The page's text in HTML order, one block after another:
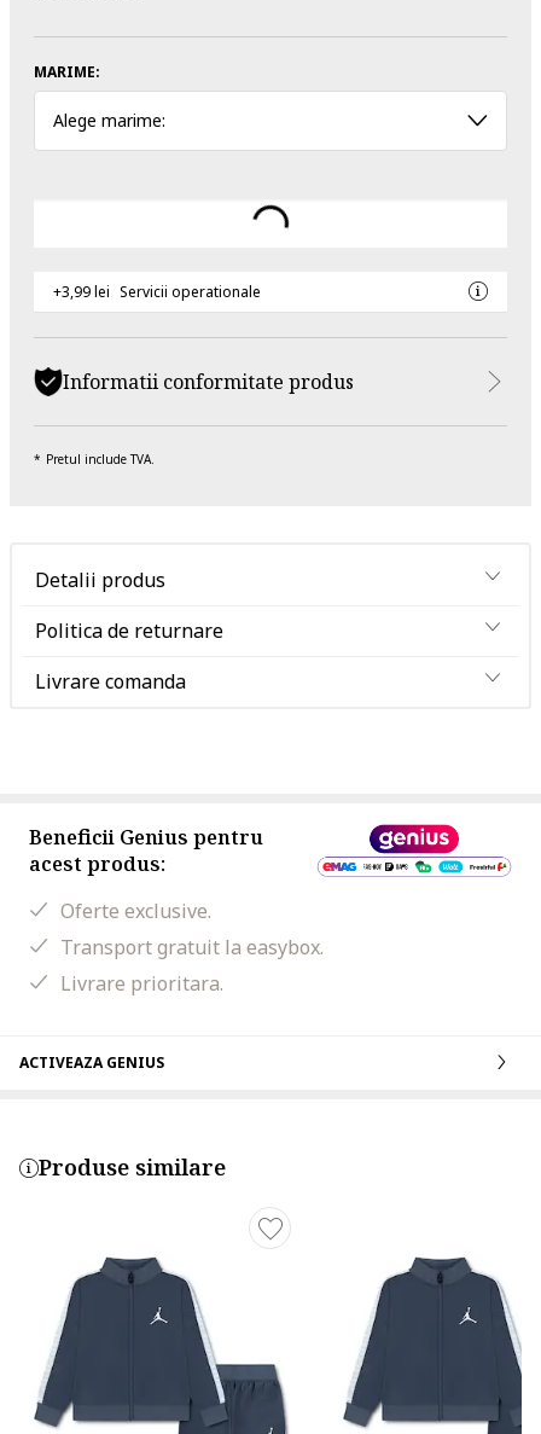
MARIME:
Alege marime:
+3,99 lei Servicii operationale
Informatii conformitate produs
Pretul include TVA.
Detalii produs
Politica de returnare
Livrare comanda
Beneficii Genius pentru
acest produs:
Oferte exclusive.
Transport gratuit la easybox.
Livrare prioritara.
ACTIVEAZA GENIUS
Produse similare